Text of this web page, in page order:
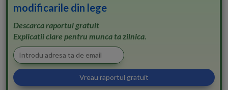
modificarile din lege
Descarca raportul gratuit
Explicatii clare pentru munca ta zilnica.